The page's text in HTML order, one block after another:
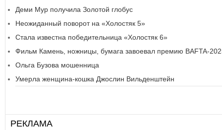
Деми Мур получила Золотой глобус
Неожиданный поворот на «Холостяк 5»
Стала известна победительница «Холостяк 6»
Фильм Камень, ножницы, бумага завоевал премию BAFTA-
Ольга Бузова мошенница
Умерла женщина-кошка Джослин Вильденштейн
РЕКЛАМА